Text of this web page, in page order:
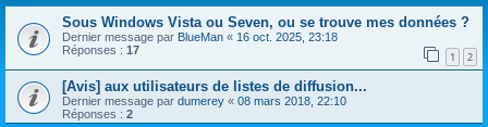
Sous Windows Vista ou Seven, ou se trouve mes données ?
Dernier message par BlueMan « 16 oct. 2025, 23:18
Réponses : 17 1 2
[Avis] aux utilisateurs de listes de diffusion...
Dernier message par dumerey « 08 mars 2018, 22:10
Réponses : 2